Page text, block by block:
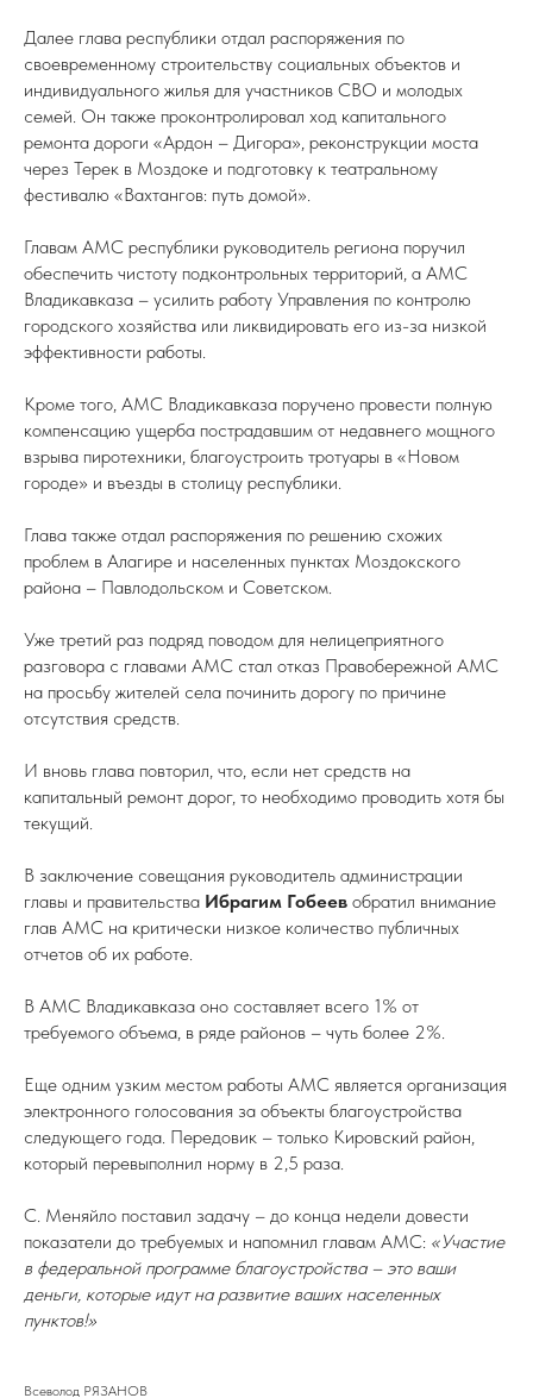
Далее глава республики отдал распоряжения по
своевременному строительству социальных объектов и
индивидуального жилья для участников СВО и молодых
семей. Он также проконтролировал ход капитального
ремонта дороги «Ардон – Дигора», реконструкции моста
через Терек в Моздоке и подготовку к театральному
фестивалю «Вахтангов: путь домой».
Главам АМС республики руководитель региона поручил
обеспечить чистоту подконтрольных территорий, а АМС
Владикавказа – усилить работу Управления по контролю
городского хозяйства или ликвидировать его из-за низкой
эффективности работы.
Кроме того, АМС Владикавказа поручено провести полную
компенсацию ущерба пострадавшим от недавнего мощного
взрыва пиротехники, благоустроить тротуары в «Новом
городе» и въезды в столицу республики.
Глава также отдал распоряжения по решению схожих
проблем в Алагире и населенных пунктах Моздокского
района – Павлодольском и Советском.
Уже третий раз подряд поводом для нелицеприятного
разговора с главами АМС стал отказ Правобережной АМС
на просьбу жителей села починить дорогу по причине
отсутствия средств.
И вновь глава повторил, что, если нет средств на
капитальный ремонт дорог, то необходимо проводить хотя бы
текущий.
В заключение совещания руководитель администрации
главы и правительства Ибрагим Гобеев обратил внимание
глав АМС на критически низкое количество публичных
отчетов об их работе.
В АМС Владикавказа оно составляет всего 1% от
требуемого объема, в ряде районов – чуть более 2%.
Еще одним узким местом работы АМС является организация
электронного голосования за объекты благоустройства
следующего года. Передовик – только Кировский район,
который перевыполнил норму в 2,5 раза.
С. Меняйло поставил задачу – до конца недели довести
показатели до требуемых и напомнил главам АМС: «Участие
в федеральной программе благоустройства – это ваши
деньги, которые идут на развитие ваших населенных
пунктов!»
Всеволод РЯЗАНОВ